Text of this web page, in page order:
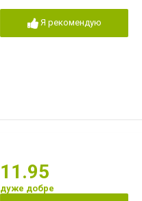
Я рекомендую
11.95
дуже добре